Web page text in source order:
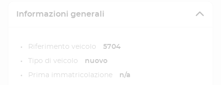
Informazioni generali
Riferimento veicolo 5704
Tipo di veicolo nuovo
Prima immatricolazione n/a